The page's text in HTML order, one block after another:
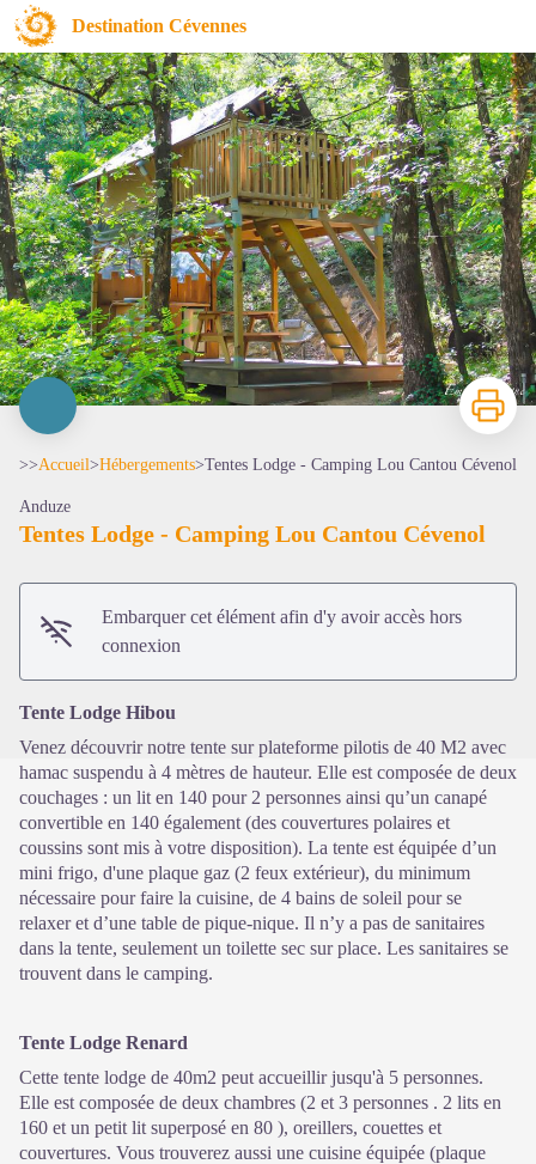
Destination Cévennes
Tentes Lodge - Camping Lou Cantou Cévenol
Imprimer
>>Accueil>Hébergements>Tentes Lodge - Camping Lou Cantou Cévenol
Anduze
Tentes Lodge - Camping Lou Cantou Cévenol
Embarquer cet élément afin d'y avoir accès hors
connexion
Tente Lodge Hibou
Venez découvrir notre tente sur plateforme pilotis de 40 M2 avec
hamac suspendu à 4 mètres de hauteur. Elle est composée de deux
couchages : un lit en 140 pour 2 personnes ainsi qu’un canapé
convertible en 140 également (des couvertures polaires et
coussins sont mis à votre disposition). La tente est équipée d’un
mini frigo, d'une plaque gaz (2 feux extérieur), du minimum
nécessaire pour faire la cuisine, de 4 bains de soleil pour se
relaxer et d’une table de pique-nique. Il n’y a pas de sanitaires
dans la tente, seulement un toilette sec sur place. Les sanitaires se
trouvent dans le camping.
Tente Lodge Renard
Cette tente lodge de 40m2 peut accueillir jusqu'à 5 personnes.
Elle est composée de deux chambres (2 et 3 personnes . 2 lits en
160 et un petit lit superposé en 80 ), oreillers, couettes et
couvertures. Vous trouverez aussi une cuisine équipée (plaque